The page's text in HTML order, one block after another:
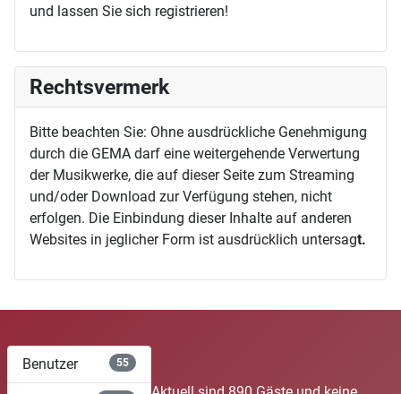
und lassen Sie sich registrieren!
Rechtsvermerk
Bitte beachten Sie: Ohne ausdrückliche Genehmigung
durch die GEMA darf eine weitergehende Verwertung
der Musikwerke, die auf dieser Seite zum Streaming
und/oder Download zur Verfügung stehen, nicht
erfolgen. Die Einbindung dieser Inhalte auf anderen
Websites in jeglicher Form ist ausdrücklich untersagt.
Benutzer 55